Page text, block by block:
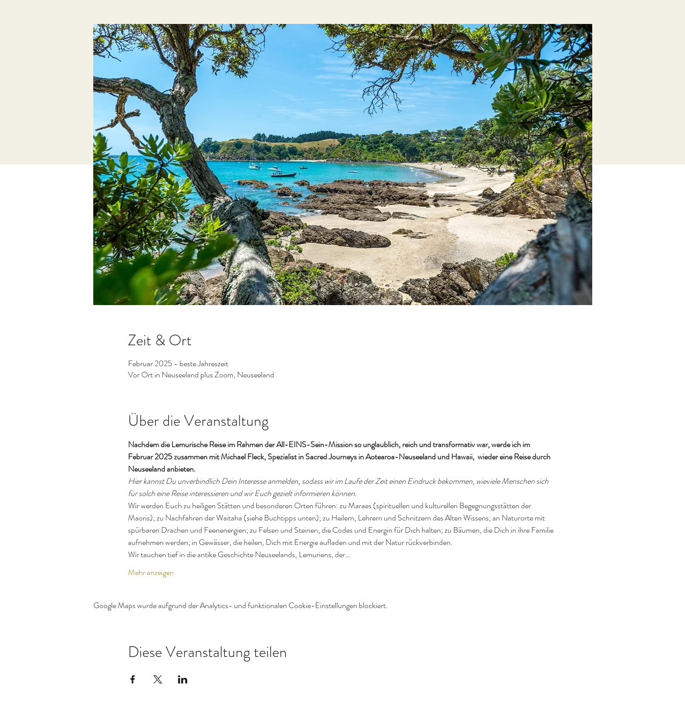
Zeit & Ort
Februar 2025 - beste Jahreszeit
Vor Ort in Neuseeland plus Zoom, Neuseeland
Über die Veranstaltung
Nachdem die Lemurische Reise im Rahmen der All-EINS-Sein-Mission so unglaublich, reich und transformativ war, werde ich im
Februar 2025 zusammen mit Michael Fleck, Spezialist in Sacred Journeys in Aotearoa-Neuseeland und Hawaii,  wieder eine Reise durch
Neuseeland anbieten.
Hier kannst Du unverbindlich Dein Interesse anmelden, sodass wir im Laufe der Zeit einen Eindruck bekommen, wieviele Menschen sich
für solch eine Reise interessieren und wir Euch gezielt informieren können.
Wir werden Euch zu heiligen Stätten und besonderen Orten führen: zu Maraes (spirituellen und kulturellen Begegnungsstätten der
Maoris); zu Nachfahren der Waitaha (siehe Buchtipps unten); zu Heilern, Lehrern und Schnitzern des Alten Wissens; an Naturorte mit
spürbaren Drachen und Feenenergien; zu Felsen und Steinen, die Codes und Energin für Dich halten; zu Bäumen, die Dich in ihre Familie
aufnehmen werden; in Gewässer, die heilen, Dich mit Energie aufladen und mit der Natur rückverbinden.
Wir tauchen tief in die antike Geschichte Neuseelands, Lemuriens, der…
Mehr anzeigen
Google Maps wurde aufgrund der Analytics- und funktionalen Cookie-Einstellungen blockiert.
Diese Veranstaltung teilen